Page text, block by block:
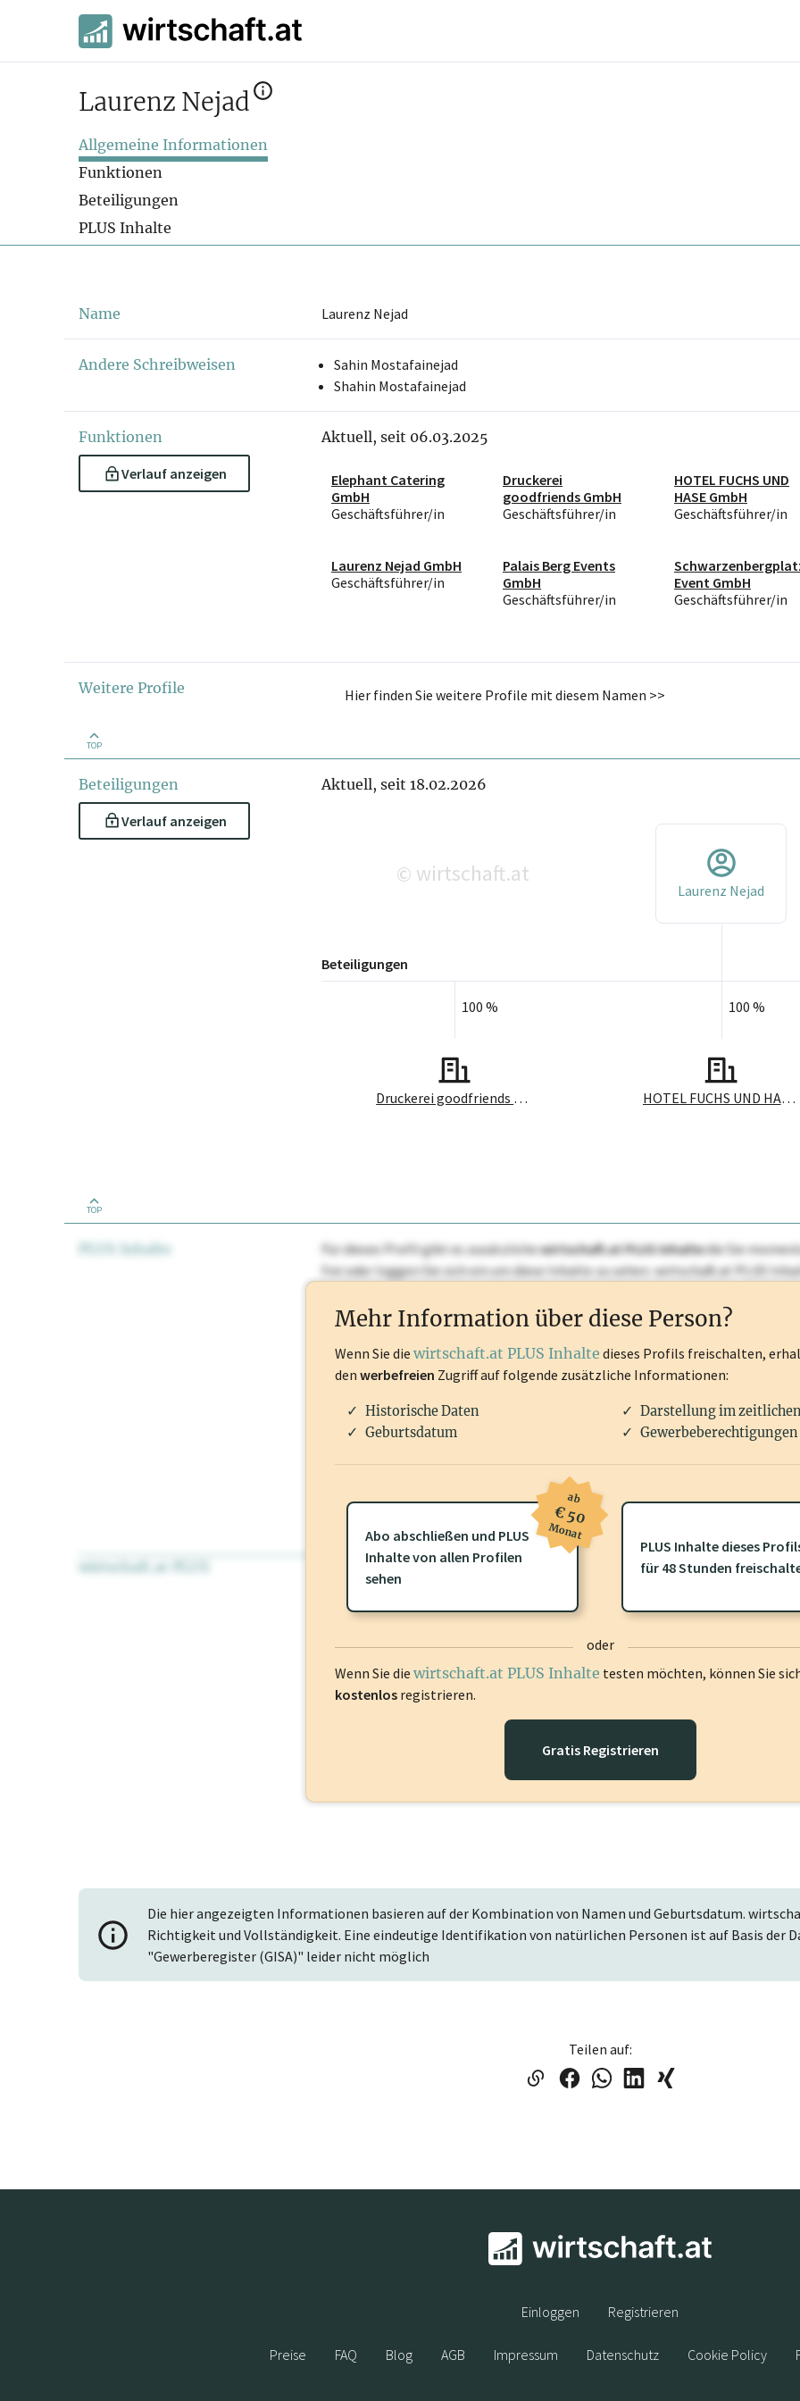
Laurenz Nejad
Allgemeine Informationen
Funktionen
Beteiligungen
PLUS Inhalte
Name Laurenz Nejad
Andere Schreibweisen
Sahin Mostafainejad
Shahin Mostafainejad
Funktionen
Verlauf anzeigen
Aktuell, seit 06.03.2025
Elephant Catering
GmbH
Geschäftsführer/in
Druckerei
goodfriends GmbH
Geschäftsführer/in
HOTEL FUCHS UND
HASE GmbH
Geschäftsführer/in
Laurenz Nejad GmbH
Geschäftsführer/in
Palais Berg Events
GmbH
Geschäftsführer/in
Event GmbH
Geschäftsführer/in
Weitere Profile Hier finden Sie weitere Profile mit diesem Namen >>
TOP
Beteiligungen
Verlauf anzeigen
Aktuell, seit 18.02.2026
© wirtschaft.at
Laurenz Nejad
Druckerei goodfriends GmbH
100 %
HOTEL FUCHS UND HASE GmbH
100 %
Beteiligungen
TOP
PLUS Inhalte Für dieses Profil gibt es zusätzlichewirtschaft.at PLUS Inhaltedie Sie
frei oder loggen Sie sich ein um diese Inhalte zu sehen. wirtschaft.at PLUS
wirtschaft.at PLUS Für dieses Profil gibt es zusätzliche wirtschaft.at PLUS Inhaltedie Sie
frei oder loggen Sie sich ein um diese Inhalte zu sehen.
Mehr Information über diese Person?
Wenn Sie die wirtschaft.at PLUS Inhalte dieses Profils freischalten,
den werbefreien Zugriff auf folgende zusätzliche Informationen:
Historische Daten
Darstellung im
Geburtsdatum
Abo abschließen und PLUS
Inhalte von allen Profilen
sehen
ab
€ 50
Monat
PLUS Inhalte dieses
für 48 Stunden
oder
Wenn Sie die wirtschaft.at PLUS Inhalte testen möchten, können Sie
kostenlos registrieren.
Gratis Registrieren
Die hier angezeigten Informationen basieren auf der Kombination von Namen und Geburtsdatum.
Richtigkeit und Vollständigkeit. Eine eindeutige Identifikation von natürlichen Personen ist auf Basis der
"Gewerberegister (GISA)" leider nicht möglich
Teilen auf:
Einloggen Registrieren
Preise FAQ Blog AGB Impressum Datenschutz Cookie Policy